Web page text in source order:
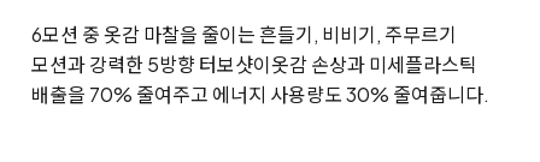
6모션 중 옷감 마찰을 줄이는 흔들기, 비비기, 주무르기
모션과 강력한 5방향 터보샷이옷감 손상과 미세플라스틱
배출을 70% 줄여주고 에너지 사용량도 30% 줄여줍니다.